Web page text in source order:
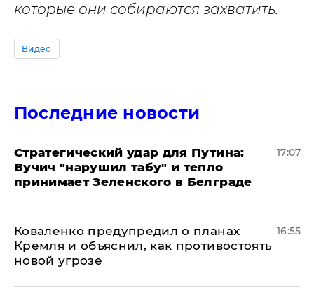
которые они собираются захватить.
Видео
Последние новости
Стратегический удар для Путина:
Вучич "нарушил табу" и тепло
принимает Зеленского в Белграде
17:07
Коваленко предупредил о планах
Кремля и объяснил, как противостоять
новой угрозе
16:55